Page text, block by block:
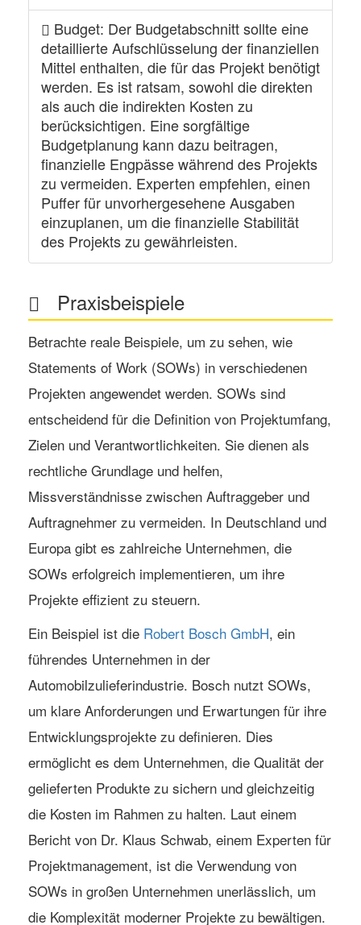
Budget: Der Budgetabschnitt sollte eine
detaillierte Aufschlüsselung der finanziellen
Mittel enthalten, die für das Projekt benötigt
werden. Es ist ratsam, sowohl die direkten
als auch die indirekten Kosten zu
berücksichtigen. Eine sorgfältige
Budgetplanung kann dazu beitragen,
finanzielle Engpässe während des Projekts
zu vermeiden. Experten empfehlen, einen
Puffer für unvorhergesehene Ausgaben
einzuplanen, um die finanzielle Stabilität
des Projekts zu gewährleisten.
Praxisbeispiele
Betrachte reale Beispiele, um zu sehen, wie
Statements of Work (SOWs) in verschiedenen
Projekten angewendet werden. SOWs sind
entscheidend für die Definition von Projektumfang,
Zielen und Verantwortlichkeiten. Sie dienen als
rechtliche Grundlage und helfen,
Missverständnisse zwischen Auftraggeber und
Auftragnehmer zu vermeiden. In Deutschland und
Europa gibt es zahlreiche Unternehmen, die
SOWs erfolgreich implementieren, um ihre
Projekte effizient zu steuern.
Ein Beispiel ist die Robert Bosch GmbH, ein
führendes Unternehmen in der
Automobilzulieferindustrie. Bosch nutzt SOWs,
um klare Anforderungen und Erwartungen für ihre
Entwicklungsprojekte zu definieren. Dies
ermöglicht es dem Unternehmen, die Qualität der
gelieferten Produkte zu sichern und gleichzeitig
die Kosten im Rahmen zu halten. Laut einem
Bericht von Dr. Klaus Schwab, einem Experten für
Projektmanagement, ist die Verwendung von
SOWs in großen Unternehmen unerlässlich, um
die Komplexität moderner Projekte zu bewältigen.